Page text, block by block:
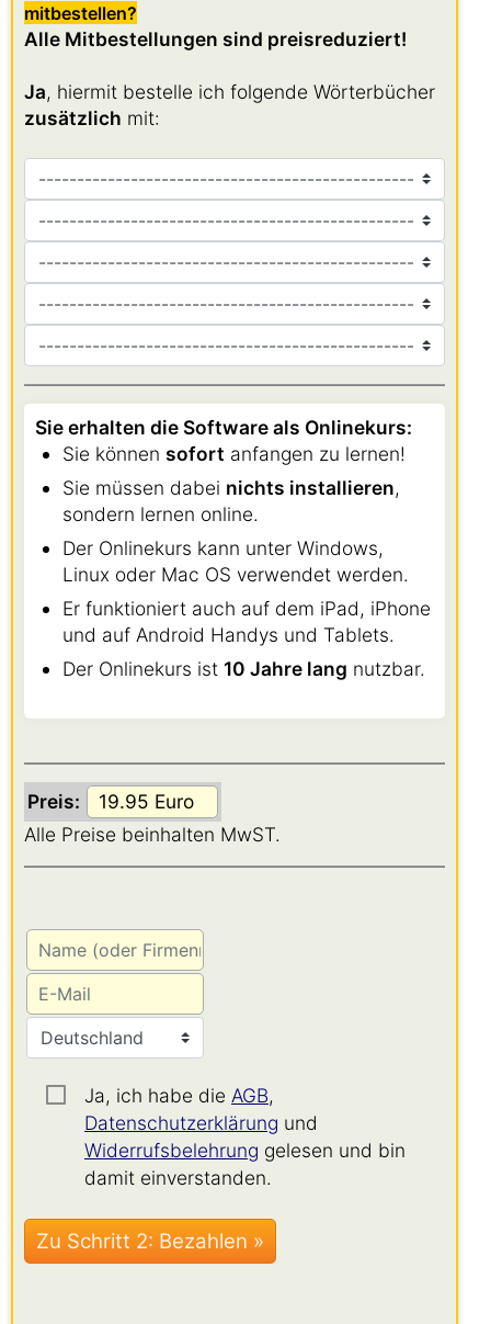
mitbestellen?
Alle Mitbestellungen sind preisreduziert!
Ja, hiermit bestelle ich folgende Wörterbücher
zusätzlich mit:
Sie erhalten die Software als Onlinekurs:
Sie können sofort anfangen zu lernen!
Sie müssen dabei nichts installieren,
sondern lernen online.
Der Onlinekurs kann unter Windows,
Linux oder Mac OS verwendet werden.
Er funktioniert auch auf dem iPad, iPhone
und auf Android Handys und Tablets.
Der Onlinekurs ist 10 Jahre lang nutzbar.
Preis:
Alle Preise beinhalten MwST.
Ja, ich habe die AGB,
Datenschutzerklärung und
Widerrufsbelehrung gelesen und bin
damit einverstanden.